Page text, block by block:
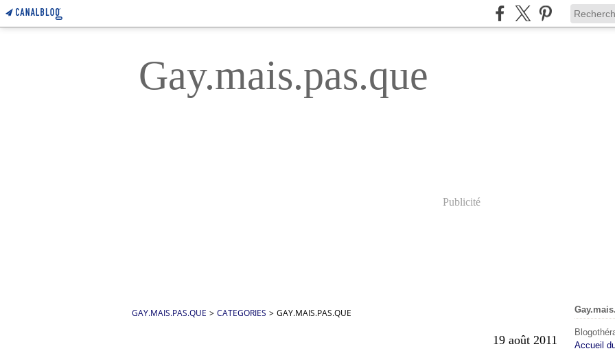
Gay.mais.pas.que
Publicité
GAY.MAIS.PAS.QUE > CATEGORIES > GAY.MAIS.PAS.QUE
19 août 2011
Accueil